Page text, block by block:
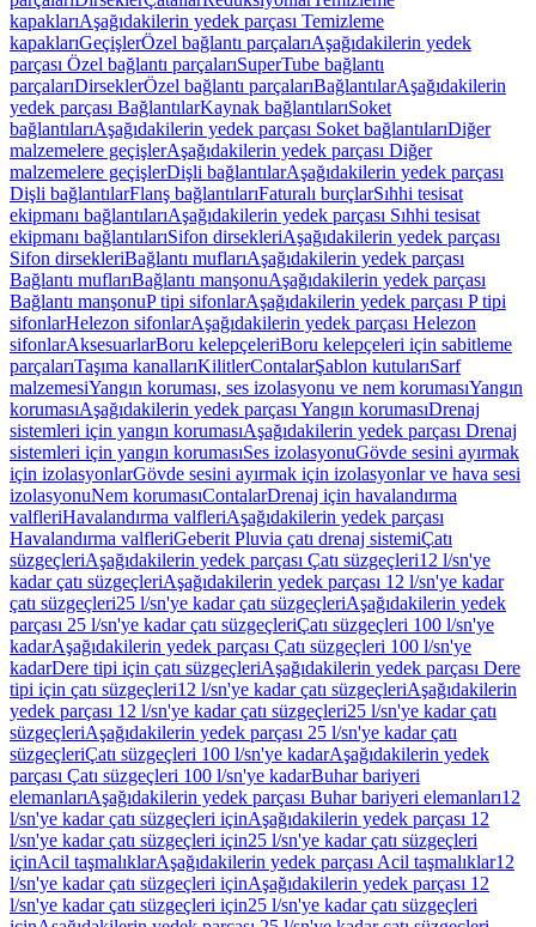
kapaklarıAşağıdakilerin yedek parçası Temizleme
kapaklarıGeçişlerÖzel bağlantı parçalarıAşağıdakilerin yedek
parçası Özel bağlantı parçalarıSuperTube bağlantı
parçalarıDirseklerÖzel bağlantı parçalarıBağlantılarAşağıdakilerin
yedek parçası BağlantılarKaynak bağlantılarıSoket
bağlantılarıAşağıdakilerin yedek parçası Soket bağlantılarıDiğer
malzemelere geçişlerAşağıdakilerin yedek parçası Diğer
malzemelere geçişlerDişli bağlantılarAşağıdakilerin yedek parçası
Dişli bağlantılarFlanş bağlantılarıFaturalı burçlarSıhhi tesisat
ekipmanı bağlantılarıAşağıdakilerin yedek parçası Sıhhi tesisat
ekipmanı bağlantılarıSifon dirsekleriAşağıdakilerin yedek parçası
Sifon dirsekleriBağlantı muflarıAşağıdakilerin yedek parçası
Bağlantı muflarıBağlantı manşonuAşağıdakilerin yedek parçası
Bağlantı manşonuP tipi sifonlarAşağıdakilerin yedek parçası P tipi
sifonlarHelezon sifonlarAşağıdakilerin yedek parçası Helezon
sifonlarAksesuarlarBoru kelepçeleriBoru kelepçeleri için sabitleme
parçalarıTaşıma kanallarıKilitlerContalarŞablon kutularıSarf
malzemesiYangın koruması, ses izolasyonu ve nem korumasıYangın
korumasıAşağıdakilerin yedek parçası Yangın korumasıDrenaj
sistemleri için yangın korumasıAşağıdakilerin yedek parçası Drenaj
sistemleri için yangın korumasıSes izolasyonuGövde sesini ayırmak
için izolasyonlarGövde sesini ayırmak için izolasyonlar ve hava sesi
izolasyonuNem korumasıContalarDrenaj için havalandırma
valfleriHavalandırma valfleriAşağıdakilerin yedek parçası
Havalandırma valfleriGeberit Pluvia çatı drenaj sistemiÇatı
süzgeçleriAşağıdakilerin yedek parçası Çatı süzgeçleri12 l/sn'ye
kadar çatı süzgeçleriAşağıdakilerin yedek parçası 12 l/sn'ye kadar
çatı süzgeçleri25 l/sn'ye kadar çatı süzgeçleriAşağıdakilerin yedek
parçası 25 l/sn'ye kadar çatı süzgeçleriÇatı süzgeçleri 100 l/sn'ye
kadarAşağıdakilerin yedek parçası Çatı süzgeçleri 100 l/sn'ye
kadarDere tipi için çatı süzgeçleriAşağıdakilerin yedek parçası Dere
tipi için çatı süzgeçleri12 l/sn'ye kadar çatı süzgeçleriAşağıdakilerin
yedek parçası 12 l/sn'ye kadar çatı süzgeçleri25 l/sn'ye kadar çatı
süzgeçleriAşağıdakilerin yedek parçası 25 l/sn'ye kadar çatı
süzgeçleriÇatı süzgeçleri 100 l/sn'ye kadarAşağıdakilerin yedek
parçası Çatı süzgeçleri 100 l/sn'ye kadarBuhar bariyeri
elemanlarıAşağıdakilerin yedek parçası Buhar bariyeri elemanları12
l/sn'ye kadar çatı süzgeçleri içinAşağıdakilerin yedek parçası 12
l/sn'ye kadar çatı süzgeçleri için25 l/sn'ye kadar çatı süzgeçleri
içinAcil taşmalıklarAşağıdakilerin yedek parçası Acil taşmalıklar12
l/sn'ye kadar çatı süzgeçleri içinAşağıdakilerin yedek parçası 12
l/sn'ye kadar çatı süzgeçleri için25 l/sn'ye kadar çatı süzgeçleri